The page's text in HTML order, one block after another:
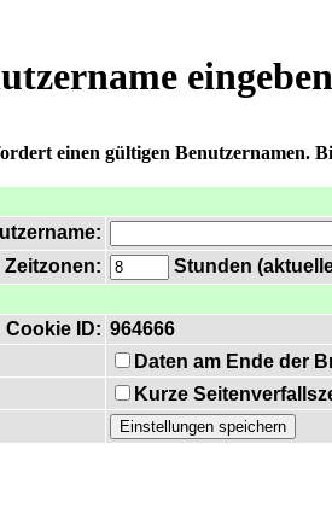
eingeben
einen gültigen Benutzernamen.
Stunden
Cookie ID: 964666
Daten am Ende der
Kurze